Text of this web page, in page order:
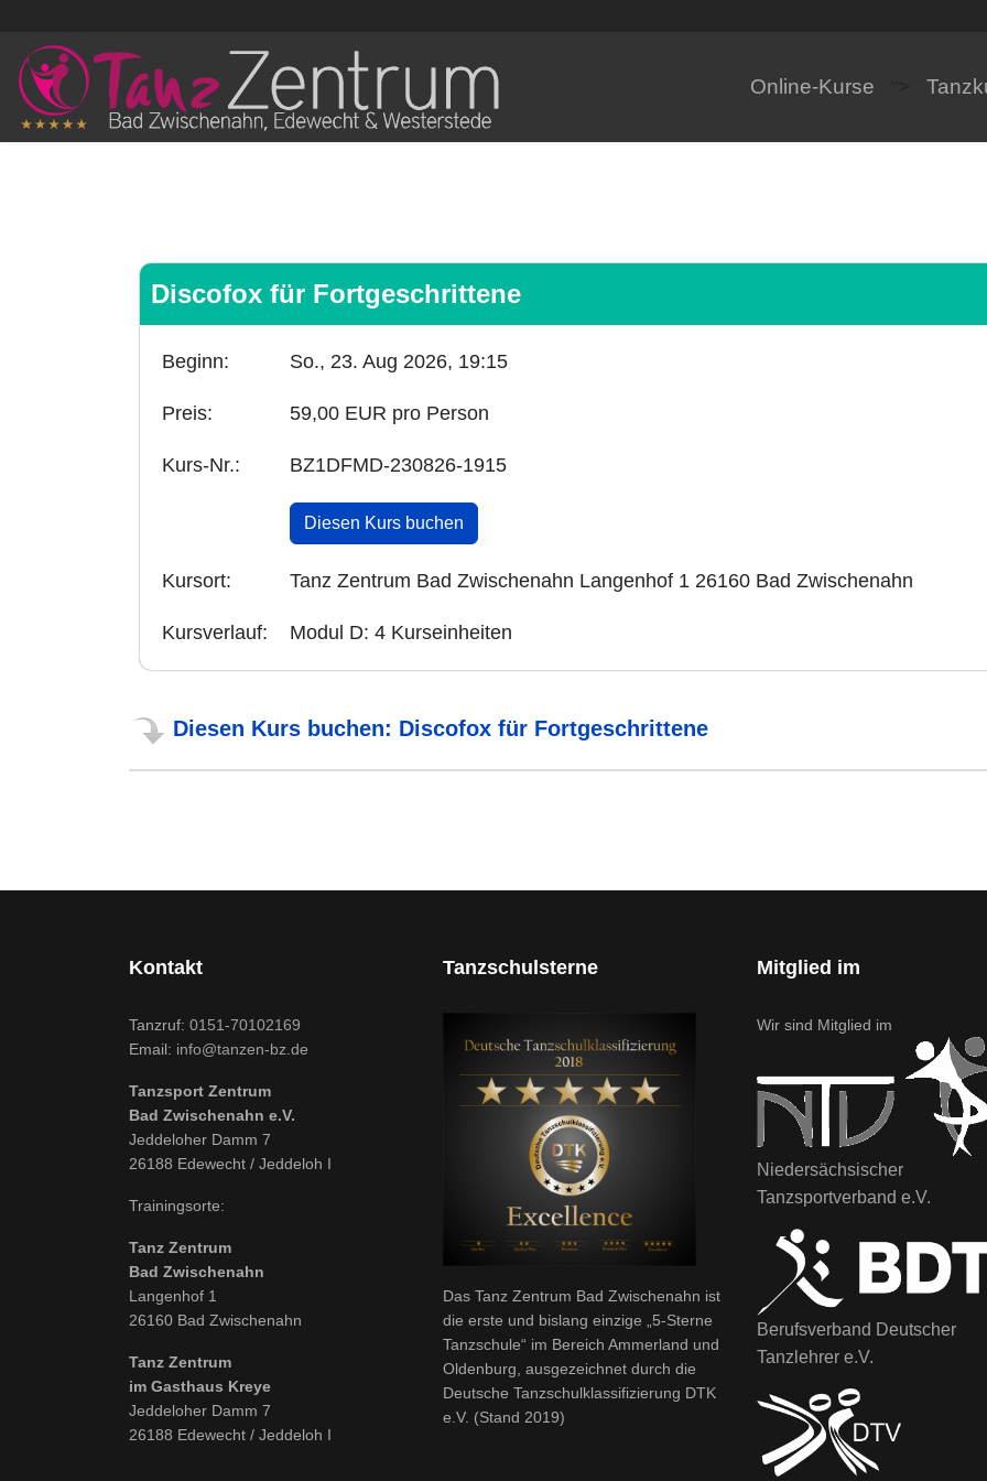
Online-Kurse
Discofox für Fortgeschrittene
Beginn: So., 23. Aug 2026, 19:15
Preis: 59,00 EUR pro Person
Kurs-Nr.: BZ1DFMD-230826-1915
Diesen Kurs buchen
Kursort: Tanz Zentrum Bad Zwischenahn Langenhof 1 26160 Bad Zwischenahn
Kursverlauf: Modul D: 4 Kurseinheiten
Diesen Kurs buchen: Discofox für Fortgeschrittene
Kontakt
Tanzruf: 0151-70102169
Email: info@tanzen-bz.de
Tanzsport Zentrum
Bad Zwischenahn e.V.
Jeddeloher Damm 7
26188 Edewecht / Jeddeloh I
Trainingsorte:
Tanz Zentrum
Bad Zwischenahn
Langenhof 1
26160 Bad Zwischenahn
Tanz Zentrum
im Gasthaus Kreye
Jeddeloher Damm 7
26188 Edewecht / Jeddeloh I
Tanzschulsterne
Das Tanz Zentrum Bad Zwischenahn ist
die erste und bislang einzige „5-Sterne
Tanzschule“ im Bereich Ammerland und
Oldenburg, ausgezeichnet durch die
Deutsche Tanzschulklassifizierung DTK
e.V. (Stand 2019)
Mitglied im
Wir sind Mitglied im
Niedersächsischer
Tanzsportverband e.V.
Berufsverband Deutscher
Tanzlehrer e.V.